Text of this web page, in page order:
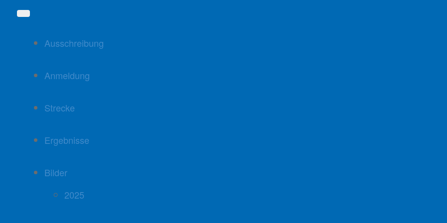
Ausschreibung
Anmeldung
Strecke
Ergebnisse
Bilder
2025